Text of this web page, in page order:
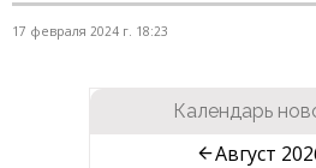
17 февраля 2024 г. 18:23
Календарь
Август